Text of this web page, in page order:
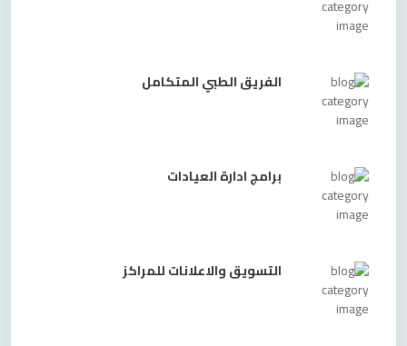
الفريق الطبي المتكامل
برامج ادارة العيادات
التسويق والاعلانات للمراكز